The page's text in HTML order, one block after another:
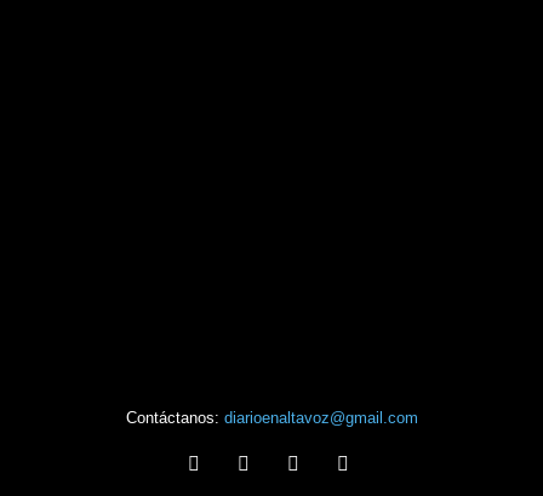
Contáctanos: diarioenaltavoz@gmail.com